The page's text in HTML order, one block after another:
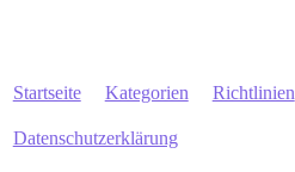
Startseite Kategorien Richtlinien
Datenschutzerklärung